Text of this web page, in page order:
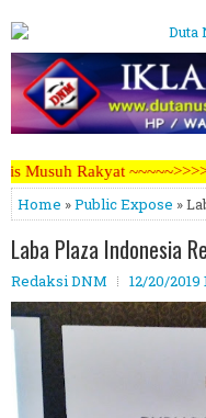
Kami Menerima
Home »Public Expose »
Laba Plaza Indonesia
Redaksi DNM 12/20/2019